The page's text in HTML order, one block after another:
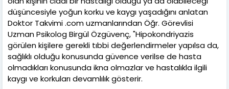
düşüncesiyle yoğun korku ve kaygı yaşadığını anlatan
Doktor Takvimi .com uzmanlarından Öğr. Görevlisi
Uzman Psikolog Birgül Özgüvenç, "Hipokondriyazis
görülen kişilere gerekli tıbbi değerlendirmeler yapılsa da,
sağlıklı olduğu konusunda güvence verilse de hasta
olmadıkları konusunda ikna olmazlar ve hastalıkla ilgili
kaygı ve korkuları devamlılık gösterir.